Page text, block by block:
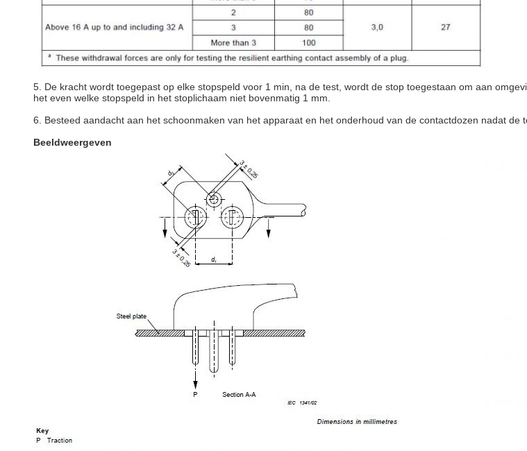
5. De kracht wordt toegepast op elke stopspeld voor 1 min, na de test, wordt de stop toegestaan om aan
het even welke stopspeld in het stoplichaam niet bovenmatig 1 mm.
6. Besteed aandacht aan het schoonmaken van het apparaat en het onderhoud van de contactdozen nadat de
Beeldweergeven